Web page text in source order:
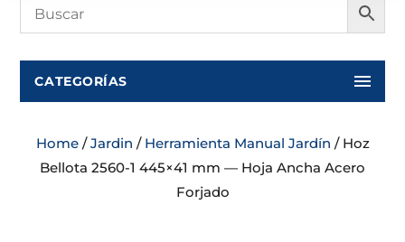
CATEGORÍAS
Home/Jardin / Herramienta Manual Jardín / Hoz
Bellota 2560-1 445×41 mm — Hoja Ancha Acero
Forjado